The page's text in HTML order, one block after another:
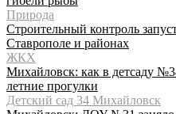
Природа
Строительный контроль
Ставрополе и районах
ЖКХ
Михайловск: как в детсаду
летние прогулки
Детский сад 34 Михайловск